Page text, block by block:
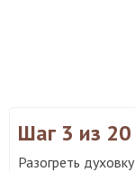
Шаг 3 из 20
Разогреть